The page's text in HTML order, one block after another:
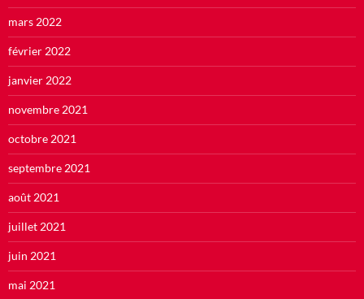
mars 2022
février 2022
janvier 2022
novembre 2021
octobre 2021
septembre 2021
août 2021
juillet 2021
juin 2021
mai 2021